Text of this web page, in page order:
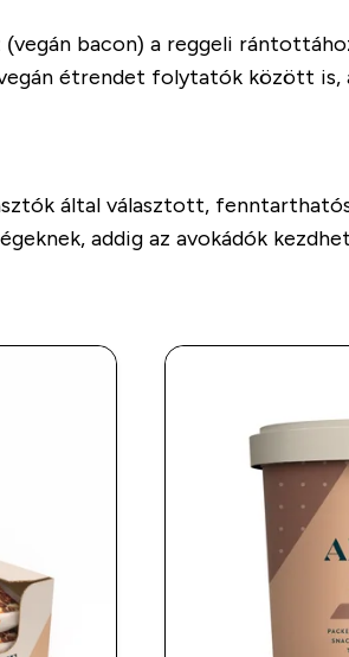
bacon) a reggeli
étrendet folytatók között is,
által választott,
addig az avokádók